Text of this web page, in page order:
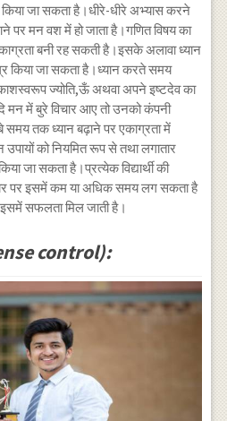
जा सकता है।धीरे-धीरे अभ्यास करने
पर मन वश में हो जाता है।गणित विषय का
बनी रह सकती है।इसके अलावा ध्यान
किया जा सकता है।ध्यान करते समय
ज्योति,ऊँ अथवा अपने इष्टदेव का
मन में बुरे विचार आए तो उनको कंपनी
तक ध्यान बढ़ाने पर एकाग्रता में
को नियमित रूप से तथा लगातार
जा सकता है।प्रत्येक विद्यार्थी की
पर इसमें कम या अधिक समय लग सकता है
सफलता मिल जाती है।
control):